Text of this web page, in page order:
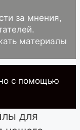
за мнения,
материалы
с помощью
для